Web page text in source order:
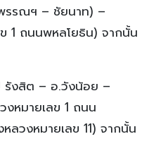
รรณฯ – ชัยนาท) –
1 ถนนพหลโยธิน) จากนั้น
รังสิต – อ.วังน้อย –
หมายเลข 1 ถนน
วงหมายเลข 11) จากนั้น